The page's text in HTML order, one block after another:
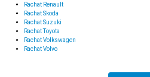
Rachat Renault
Rachat Skoda
Rachat Suzuki
Rachat Toyota
Rachat Volkswagen
Rachat Volvo